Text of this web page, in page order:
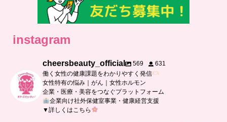
instagram
cheersbeauty_official 569
631
働く女性の健康課題をわかりやすく発信
女性特有の悩み｜がん｜女性ホルモン
企業・医療・美容をつなぐプラットフォーム
企業向け社外保健室事業・健康経営支援
▼詳しくはこちら